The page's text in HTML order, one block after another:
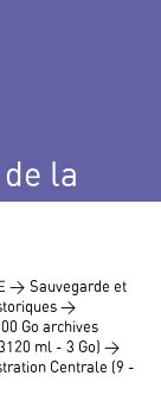
la
> Sauvegarde et
>
Go archives
ml - 3 Go) >
Centrale (9 -